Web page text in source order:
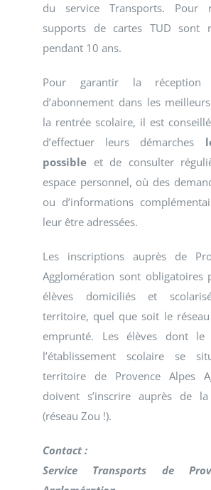
du service Transports. Pour
supports de cartes TUD sont
pendant 10 ans.
Pour garantir la réception
d’abonnement dans les
la rentrée scolaire, il est
d’effectuer leurs démarches
possible et de consulter
espace personnel, où des
ou d’informations
leur être adressées.
Les inscriptions auprès de
Agglomération sont obligatoires
élèves domiciliés et
territoire, quel que soit le
emprunté. Les élèves dont le
l’établissement scolaire se
territoire de Provence Alpes
doivent s’inscrire auprès de
(réseau Zou !).
Contact :
Service Transports de